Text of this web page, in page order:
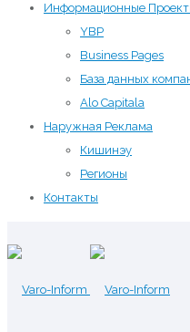
Информационные
YBP
Business Pages
База данных
Alo Capitala
Наружная Реклама
Кишинэу
Регионы
Контакты